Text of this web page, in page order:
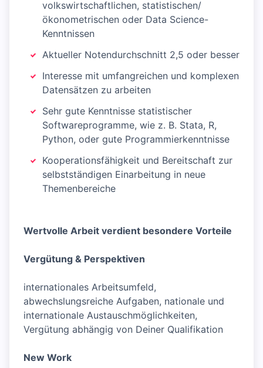
volkswirtschaftlichen, statistischen/
ökonometrischen oder Data Science-
Kenntnissen
Aktueller Notendurchschnitt 2,5 oder besser
Interesse mit umfangreichen und komplexen
Datensätzen zu arbeiten
Sehr gute Kenntnisse statistischer
Softwareprogramme, wie z. B. Stata, R,
Python, oder gute Programmierkenntnisse
Kooperationsfähigkeit und Bereitschaft zur
selbstständigen Einarbeitung in neue
Themenbereiche
Wertvolle Arbeit verdient besondere Vorteile
Vergütung & Perspektiven
internationales Arbeitsumfeld,
abwechslungsreiche Aufgaben, nationale und
internationale Austauschmöglichkeiten,
Vergütung abhängig von Deiner Qualifikation
New Work